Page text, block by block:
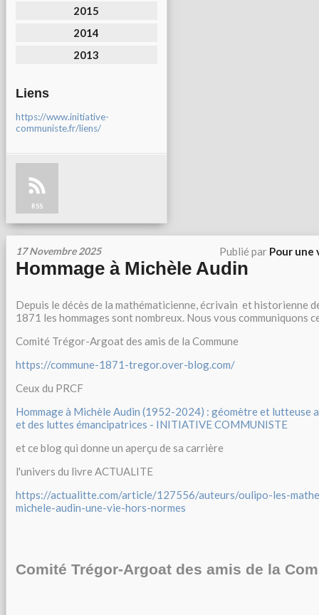
2015
2014
2013
Liens
https://www.initiative-
communiste.fr/liens/
RSS
17 Novembre 2025 Publié par Pour une
Hommage à Michèle Audin
Depuis le décès de la mathématicienne, écrivain et historienne
1871 les hommages sont nombreux. Nous vous communiquons
Comité Trégor-Argoat des amis de la Commune
https://commune-1871-tregor.over-blog.com/
Ceux du PRCF
Hommage à Michèle Audin (1952-2024) : géomètre et lutteuse
et des luttes émancipatrices - INITIATIVE COMMUNISTE
et ce blog qui donne un aperçu de sa carrière
l'univers du livre ACTUALITE
https://actualitte.com/article/127556/auteurs/oulipo-les-
michele-audin-une-vie-hors-normes
Comité Trégor-Argoat des amis de la